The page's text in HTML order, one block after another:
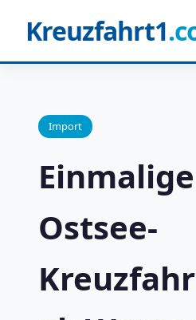
Kreuzfahrt1
Import
Ostsee-